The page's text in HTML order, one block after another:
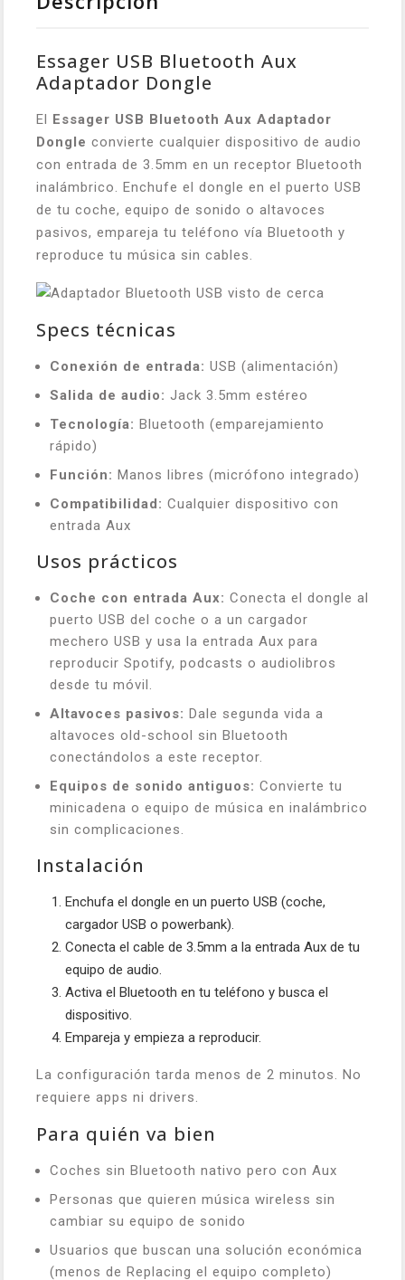
Essager USB Bluetooth Aux
Adaptador Dongle
El Essager USB Bluetooth Aux Adaptador
Dongle convierte cualquier dispositivo de audio
con entrada de 3.5mm en un receptor Bluetooth
inalámbrico. Enchufe el dongle en el puerto USB
de tu coche, equipo de sonido o altavoces
pasivos, empareja tu teléfono vía Bluetooth y
reproduce tu música sin cables.
Specs técnicas
Conexión de entrada: USB (alimentación)
Salida de audio: Jack 3.5mm estéreo
Tecnología: Bluetooth (emparejamiento
rápido)
Función: Manos libres (micrófono integrado)
Compatibilidad: Cualquier dispositivo con
entrada Aux
Usos prácticos
Coche con entrada Aux: Conecta el dongle al
puerto USB del coche o a un cargador
mechero USB y usa la entrada Aux para
reproducir Spotify, podcasts o audiolibros
desde tu móvil.
Altavoces pasivos: Dale segunda vida a
altavoces old-school sin Bluetooth
conectándolos a este receptor.
Equipos de sonido antiguos: Convierte tu
minicadena o equipo de música en inalámbrico
sin complicaciones.
Instalación
Enchufa el dongle en un puerto USB (coche,
cargador USB o powerbank).
Conecta el cable de 3.5mm a la entrada Aux de tu
equipo de audio.
Activa el Bluetooth en tu teléfono y busca el
dispositivo.
Empareja y empieza a reproducir.
La configuración tarda menos de 2 minutos. No
requiere apps ni drivers.
Para quién va bien
Coches sin Bluetooth nativo pero con Aux
Personas que quieren música wireless sin
cambiar su equipo de sonido
Usuarios que buscan una solución económica
(menos de Replacing el equipo completo)